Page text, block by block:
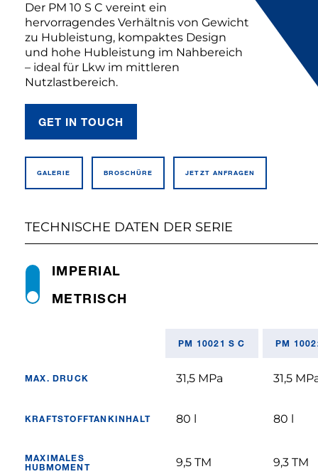
Der PM 10 S C vereint ein
hervorragendes Verhältnis von Gewicht
zu Hubleistung, kompaktes Design
und hohe Hubleistung im Nahbereich
– ideal für Lkw im mittleren
Nutzlastbereich.
GET IN TOUCH
GALERIE BROSCHÜRE JETZT ANFRAGEN
TECHNISCHE DATEN DER SERIE
METRISCH
IMPERIAL
PM 10021 S C PM
MAX. DRUCK 31,5 MPa 31,5
KRAFTSTOFFTANKINHALT 80 l 80 l
MAXIMALES
HUBMOMENT
9,5 TM 9,3 TM